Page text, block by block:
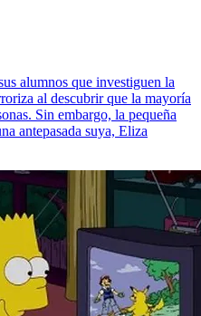
alumnos que investiguen la
al descubrir que la mayoría
Sin embargo, la pequeña
antepasada suya, Eliza